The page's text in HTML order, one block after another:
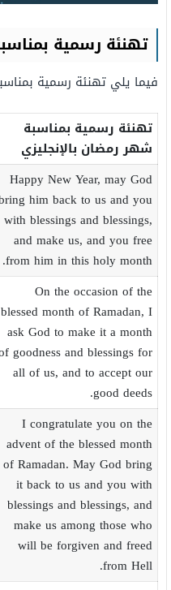
تهنئة رسمية
فيما يلي تهنئة رسمية
تهنئة رسمية بمناسبة
شهر رمضان بالإنجليزي
Happy New Year, may God
him back to us and you
with blessings and blessings,
and make us, and you free
from him in this holy month.
On the occasion of the
blessed month of Ramadan, I
ask God to make it a month
goodness and blessings for
all of us, and to accept our
good deeds.
I congratulate you on the
advent of the blessed month
of Ramadan. May God bring
it back to us and you with
blessings and blessings, and
make us among those who
will be forgiven and freed
from Hell.